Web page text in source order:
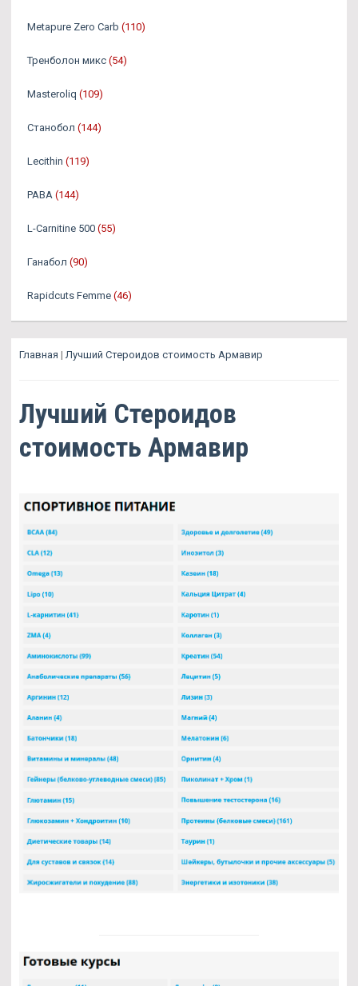
Metapure Zero Carb (110)
Тренболон микс (54)
Masteroliq (109)
Станобол (144)
Lecithin (119)
PABA (144)
L-Carnitine 500 (55)
Ганабол (90)
Rapidcuts Femme (46)
Главная | Лучший Стероидов стоимость Армавир
Лучший Стероидов
стоимость Армавир